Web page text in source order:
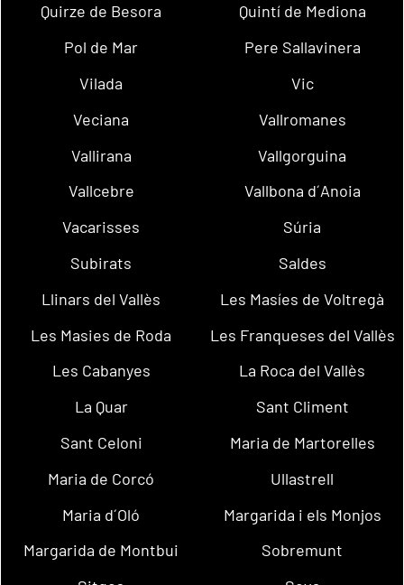
Quirze de Besora
Quintí de Mediona
Pol de Mar
Pere Sallavinera
Vilada
Vic
Veciana
Vallromanes
Vallirana
Vallgorguina
Vallcebre
Vallbona d´Anoia
Vacarisses
Súria
Subirats
Saldes
Llinars del Vallès
Les Masíes de Voltregà
Les Masies de Roda
Les Franqueses del Vallès
Les Cabanyes
La Roca del Vallès
La Quar
Sant Climent
Sant Celoni
Maria de Martorelles
Maria de Corcó
Ullastrell
Maria d´Oló
Margarida i els Monjos
Margarida de Montbui
Sobremunt